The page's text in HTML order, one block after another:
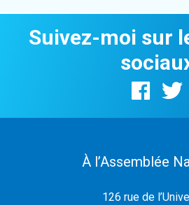
Suivez-moi sur
À l’Assemblée
126 rue de